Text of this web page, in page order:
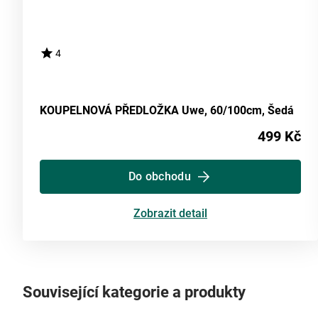
4
KOUPELNOVÁ PŘEDLOŽKA Uwe, 60/100cm, Šedá
499 Kč
Do obchodu
Zobrazit detail
Související kategorie a produkty